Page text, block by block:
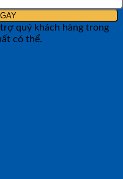
quý khách hàng trong
có thể.